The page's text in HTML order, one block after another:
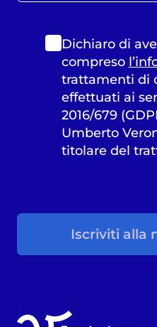
Dichiaro di
compreso
trattamenti di
effettuati ai
2016/679
Umberto
titolare del
Iscriviti alla